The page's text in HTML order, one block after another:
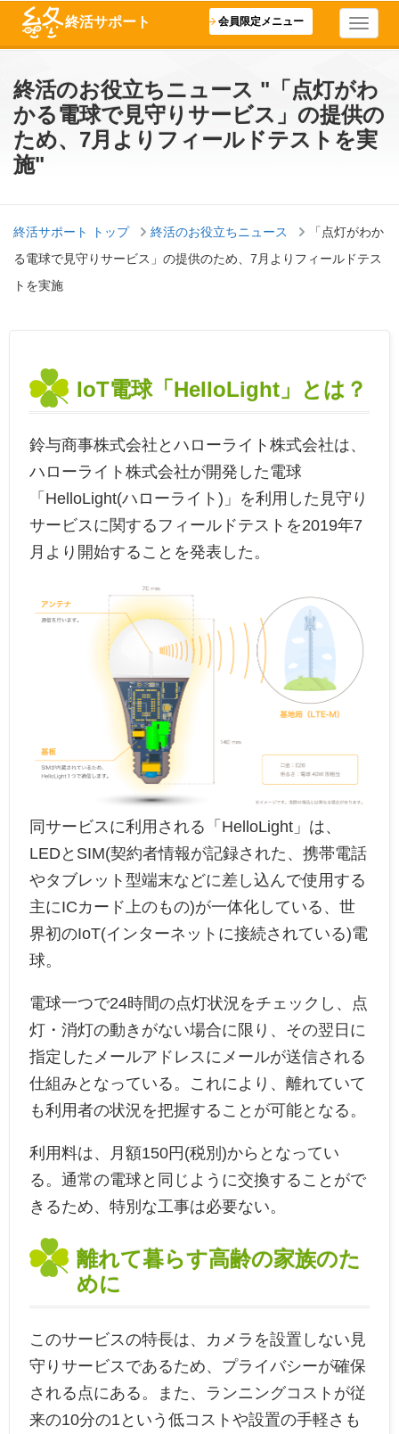
終活サポート 会員限定メニュー
終活のお役立ちニュース "「点灯がわ
かる電球で見守りサービス」の提供の
ため、7月よりフィールドテストを実
施"
終活サポート トップ 終活のお役立ちニュース
「点灯がわか
る電球で見守りサービス」の提供のため、7月よりフィールドテス
トを実施
IoT電球「HelloLight」とは？
鈴与商事株式会社とハローライト株式会社は、
ハローライト株式会社が開発した電球
「HelloLight(ハローライト)」を利用した見守り
サービスに関するフィールドテストを2019年7
月より開始することを発表した。
同サービスに利用される「HelloLight」は、
LEDとSIM(契約者情報が記録された、携帯電話
やタブレット型端末などに差し込んで使用する
主にICカード上のもの)が一体化している、世
界初のIoT(インターネットに接続されている)電
球。
電球一つで24時間の点灯状況をチェックし、点
灯・消灯の動きがない場合に限り、その翌日に
指定したメールアドレスにメールが送信される
仕組みとなっている。これにより、離れていて
も利用者の状況を把握することが可能となる。
利用料は、月額150円(税別)からとなってい
る。通常の電球と同じように交換することがで
きるため、特別な工事は必要ない。
離れて暮らす高齢の家族のた
めに
このサービスの特長は、カメラを設置しない見
守りサービスであるため、プライバシーが確保
される点にある。また、ランニングコストが従
来の10分の1という低コストや設置の手軽さも